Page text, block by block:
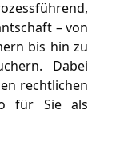
– von
bis hin zu
Dabei
rechtlichen
für Sie als